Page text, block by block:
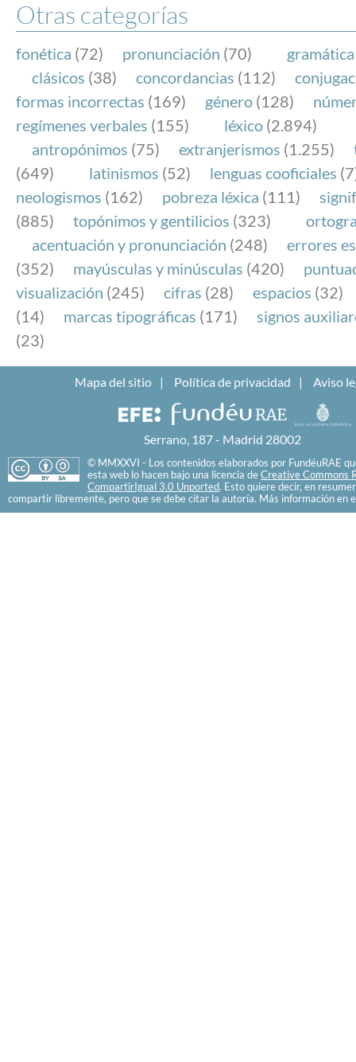
Otras categorías
fonética (72) pronunciación (70) gramática
clásicos (38) concordancias (112)
formas incorrectas (169) género (128)
regímenes verbales (155) léxico (2.894)
antropónimos (75) extranjerismos (1.255)
(649)
latinismos (52) lenguas cooficiales
neologismos (162) pobreza léxica (111)
(885)
topónimos y gentilicios (323)
acentuación y pronunciación (248)
errores
(352)
mayúsculas y minúsculas (420)
visualización (245) cifras (28) espacios (32)
(14)
marcas tipográficas (171)
signos
(23)
Mapa del sitio Política de privacidad Aviso
Serrano, 187 - Madrid 28002
© MMXXVI - Los contenidos elaborados por FundéuRAE
esta web lo hacen bajo una licencia de Creative Commons
CompartirIgual 3.0 Unported. Esto quiere decir, en
compartir libremente, pero que se debe citar la autoría. Más información en